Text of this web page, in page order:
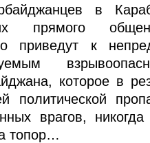
в
их прямого
приведут к
которое в
политической
врагов,
топор…